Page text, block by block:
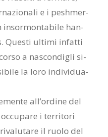
e i pesh­mer­
in­sor­mon­ta­bi­le han­
Que­sti ul­ti­mi in­fat­ti
a na­scon­di­gli si­
la loro in­di­vi­dua­
al­l’or­di­ne del
i ter­ri­to­ri
il ruo­lo del